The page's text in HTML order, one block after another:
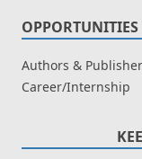
OPPORTUNITIES
Authors &
Career/Internship